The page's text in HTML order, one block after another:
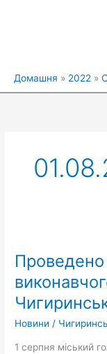
Домашня 2022
Проведено
Новини /
1 серпня міський
засідання
виконавчого
комітету
Чигиринської
міської